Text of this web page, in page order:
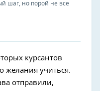
шаг, но порой не все
курсантов
желания учиться.
отправили,